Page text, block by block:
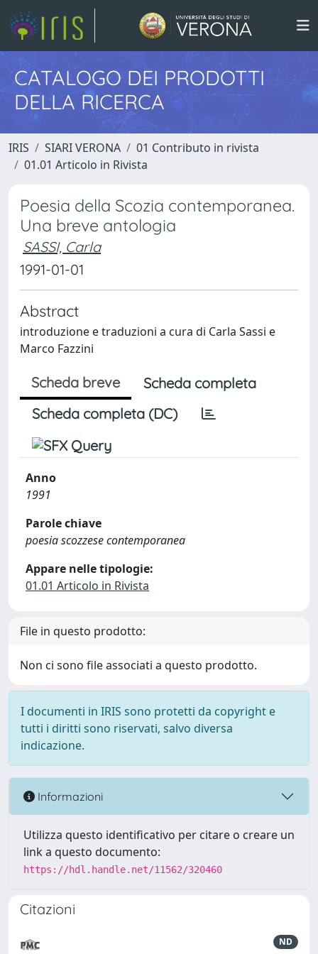
CATALOGO DEI PRODOTTI
DELLA RICERCA
IRIS SIARI VERONA
01 Contributo in rivista
01.01 Articolo in Rivista
Poesia della Scozia contemporanea.
Una breve antologia
SASSI, Carla
1991-01-01
Abstract
introduzione e traduzioni a cura di Carla Sassi e
Marco Fazzini
Scheda breve
Scheda completa
Scheda completa (DC)
Anno
1991
Parole chiave
poesia scozzese contemporanea
Appare nelle tipologie:
01.01 Articolo in Rivista
File in questo prodotto:
Non ci sono file associati a questo prodotto.
I documenti in IRIS sono protetti da copyright e
tutti i diritti sono riservati, salvo diversa
indicazione.
Informazioni
Utilizza questo identificativo per citare o creare un
link a questo documento:
https://hdl.handle.net/11562/320460
Citazioni
ND